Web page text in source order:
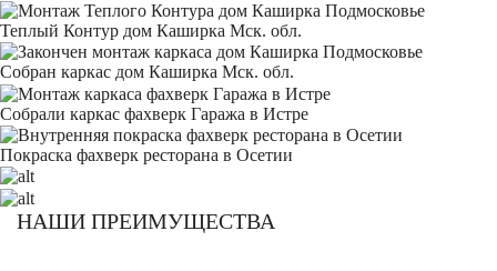
Теплый Контур дом Каширка Мск. обл.
Собран каркас дом Каширка Мск. обл.
Собрали каркас фахверк Гаража в Истре
Покраска фахверк ресторана в Осетии
НАШИ ПРЕИМУЩЕСТВА